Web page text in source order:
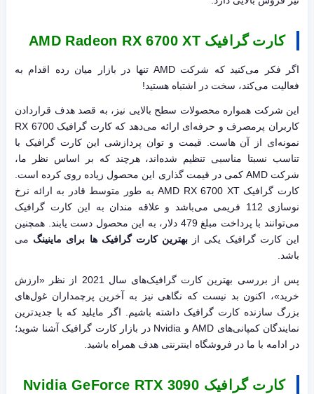
کارت گرافیک AMD Radeon RX 6700 XT
اگر فکر می‌کنید که شرکت AMD تنها در بازار میان رده اقدام به
فعالیت می‌کند، سخت در اشتباه هستید!
این شرکت همواره محصولات سطح بالایی نیز، به قصد هدف قراردادن
کاربران پرمصرف و حرفه‌ای ارائه می‌دهد که کارت گرافیک RX 6700
نمونه‌ای از آن هاست. قیمت و توان پردازشی این کارت گرافیک با
تناسب نسبتا مناسبی تنظیم شده‌اند، هرچند که بر اساس نظر ما،
شرکت AMD کمی در قیمت گذاری این محصول زیاده روی کرده است.
کارت گرافیک AMD RX 6700 XT به طور متوسط قادر به ارائه نرخ
نوسازی 112 فریمی می‌باشد و علاقه مندان به این کارت گرافیک
می‌توانند با پرداخت مبلغ 479 دلار، به این محصول دست یابند. همچنین
این کارت گرافیک یکی از
بهترین کارت گرافیک ها برای ماینینگ می
باشد.
پس از بررسی بهترین کارت گرافیک‌های سال 2021 از نظر «ارزش
خرید»، اکنون بد نیست که نگاهی نیز به آخرین پرچمداران غول‌های
بزرگ سازنده کارت گرافیک داشته باشیم. اگر مایلید که با جدیدترین
نمایندگان کمپانی‌های AMD و Nvidia در بازار کارت گرافیک آشنا شوید؛
در ادامه با ما در فروشگاه اینترنتی هدف همراه باشید.
کارت گرافیک Nvidia GeForce RTX 3090